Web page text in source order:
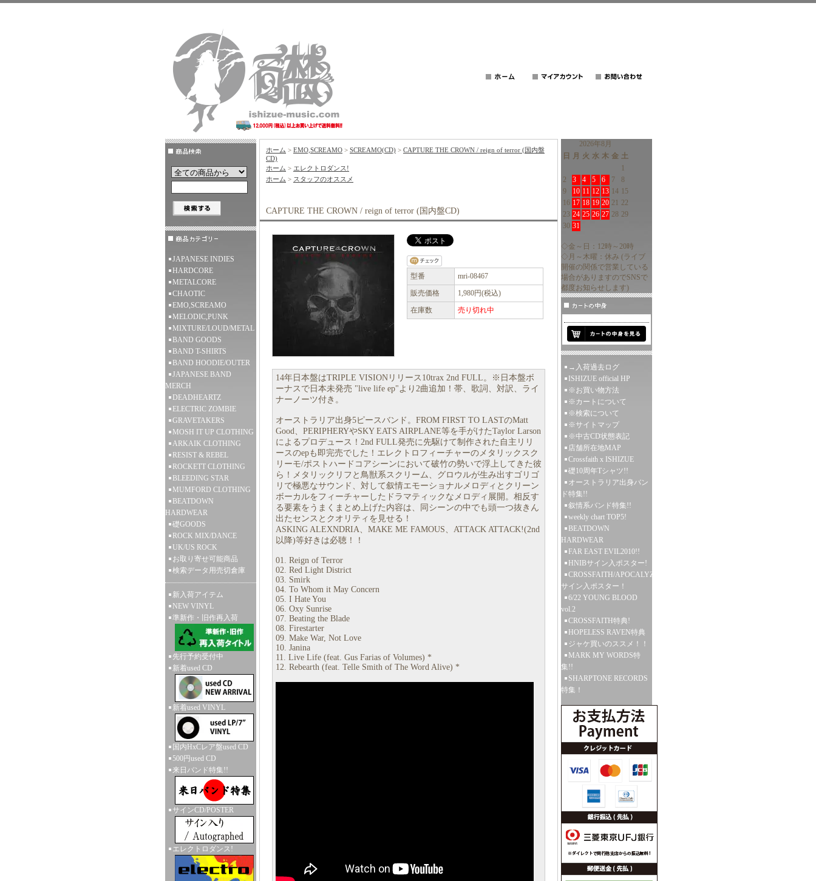
JAPANESE INDIES
HARDCORE
METALCORE
CHAOTIC
EMO,SCREAMO
MELODIC,PUNK
MIXTURE/LOUD/METAL
BAND GOODS
BAND T-SHIRTS
BAND HOODIE/OUTER
JAPANESE BAND
MERCH
DEADHEARTZ
ELECTRIC ZOMBIE
GRAVETAKERS
MOSH IT UP CLOTHING
ARKAIK CLOTHING
RESIST & REBEL
ROCKETT CLOTHING
BLEEDING STAR
MUMFORD CLOTHING
BEATDOWN
HARDWEAR
礎GOODS
ROCK MIX/DANCE
UK/US ROCK
お取り寄せ可能商品
検索データ用売切倉庫
新入荷アイテム
NEW VINYL
準新作・旧作再入荷
先行予約受付中
新着used CD
新着used VINYL
国内HxCレア盤used CD
500円used CD
来日バンド特集!!
サインCD/POSTER
エレクトロダンス!
ホーム > EMO,SCREAMO > SCREAMO(CD) > CAPTURE THE CROWN / reign of terror (国内盤
CD)
ホーム > エレクトロダンス!
ホーム > スタッフのオススメ
CAPTURE THE CROWN / reign of terror (国内盤CD)
型番
mri-08467
販売価格
1,980円(税込)
在庫数
売り切れ中
14年日本盤はTRIPLE VISIONリリース10trax 2nd FULL。※日本盤ボ
ーナスで日本未発売 "live life ep"より2曲追加！帯、歌詞、対訳、ライ
ナーノーツ付き。
オーストラリア出身5ピースバンド。FROM FIRST TO LASTのMatt
Good、PERIPHERYやSKY EATS AIRPLANE等を手がけたTaylor Larson
によるプロデュース！2nd FULL発売に先駆けて制作された自主リリ
ースのepも即完売でした！エレクトロフィーチャーのメタリックスク
リーモ/ポストハードコアシーンにおいて破竹の勢いで浮上してきた彼
ら！メタリックリフと鳥獣系スクリーム、グロウルが生み出すゴリゴ
リで極悪なサウンド、対して叙情エモーショナルメロディとクリーン
ボーカルをフィーチャーしたドラマティックなメロディ展開。相反す
る要素をうまくまとめ上げた内容は、同シーンの中でも頭一つ抜きん
出たセンスとクオリティを見せる！
ASKING ALEXNDRIA、MAKE ME FAMOUS、ATTACK ATTACK!(2nd
以降)等好きは必聴！！
01. Reign of Terror
02. Red Light District
03. Smirk
04. To Whom it May Concern
05. I Hate You
06. Oxy Sunrise
07. Beating the Blade
08. Firestarter
09. Make War, Not Love
10. Janina
11. Live Life (feat. Gus Farias of Volumes) *
12. Rebearth (feat. Telle Smith of The Word Alive) *
2026年8月
日
月 火 水 木 金 土
1
2
3 4 5 6 7
8
9
10 11 12 13 14 15
16 17 18 19 20 21 22
23 24 25 26 27 28 29
30 31
◇金～日：12時～20時
◇月～木曜：休み (ライブ
開催の関係で営業している
場合がありますのでSNSで
都度お知らせします)
→入荷過去ログ
ISHIZUE official HP
※お買い物方法
※カートについて
※検索について
※サイトマップ
※中古CD状態表記
店舗所在地MAP
Crossfaith x ISHIZUE
礎10周年Tシャツ!!
オーストラリア出身バン
ド特集!!
叙情系バンド特集!!
weekly chart TOP5!
BEATDOWN
HARDWEAR
FAR EAST EVIL2010!!
HNIBサイン入ポスター!
CROSSFAITH/APOCALYZE
サイン入ポスター！
6/22 YOUNG BLOOD
vol.2
CROSSFAITH特典!
HOPELESS RAVEN特典
ジャケ買いのススメ！！
MARK MY WORDS特
集!!
SHARPTONE RECORDS
特集！